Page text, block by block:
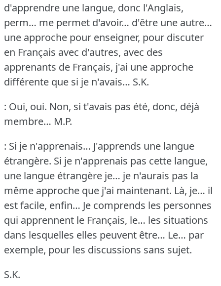
d'apprendre une langue, donc l'Anglais,
perm… me permet d'avoir… d'être une autre…
une approche pour enseigner, pour discuter
en Français avec d'autres, avec des
apprenants de Français, j'ai une approche
différente que si je n'avais… S.K.
: Oui, oui. Non, si t'avais pas été, donc, déjà
membre… M.P.
: Si je n'apprenais… J'apprends une langue
étrangère. Si je n'apprenais pas cette langue,
une langue étrangère je… je n'aurais pas la
même approche que j'ai maintenant. Là, je… il
est facile, enfin… Je comprends les personnes
qui apprennent le Français, le… les situations
dans lesquelles elles peuvent être… Le… par
exemple, pour les discussions sans sujet.
S.K.